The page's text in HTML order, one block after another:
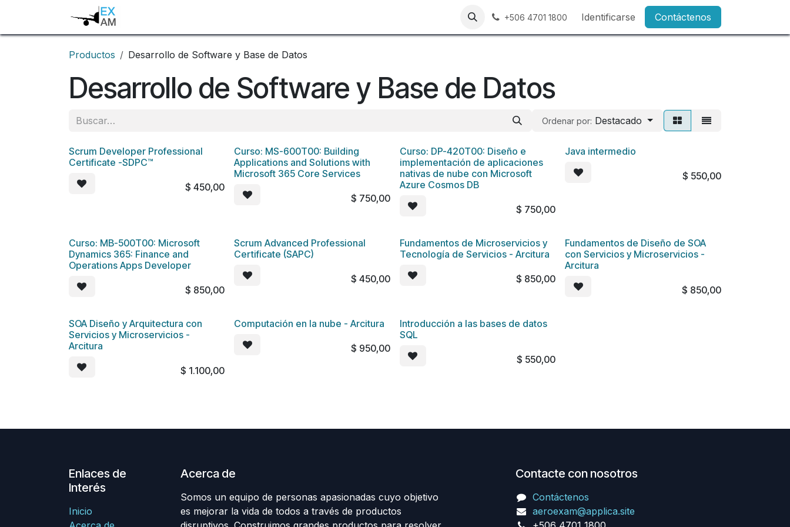
+506 4701 1800 Identificarse Contáctenos
Productos Desarrollo de Software y Base de Datos
Desarrollo de Software y Base de Datos
Ordenar por: Destacado
Scrum Developer Professional
Certificate -SDPC™
$450,00
Curso: MS-600T00: Building
Applications and Solutions with
Microsoft 365 Core Services
$ 750,00
Curso: DP-420T00: Diseño e
implementación de aplicaciones
nativas de nube con Microsoft
Azure Cosmos DB
$ 750,00
Java intermedio
$ 550,00
Curso: MB-500T00: Microsoft
Dynamics 365: Finance and
Operations Apps Developer
$ 850,00
Scrum Advanced Professional
Certificate (SAPC)
$ 450,00
Fundamentos de Microservicios y
Tecnología de Servicios - Arcitura
$ 850,00
Fundamentos de Diseño de SOA
con Servicios y Microservicios -
Arcitura
$ 850,00
SOA Diseño y Arquitectura con
Servicios y Microservicios -
Arcitura
$ 1.100,00
Computación en la nube - Arcitura
$ 950,00
Introducción a las bases de datos
SQL
$ 550,00
Enlaces de
Interés
Inicio
Acerca de
Somos un equipo de personas apasionadas cuyo objetivo
es mejorar la vida de todos a través de productos
Contacte con nosotros
Contáctenos
aeroexam@applica.site